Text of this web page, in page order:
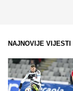
NAJNOVIJE VIJESTI